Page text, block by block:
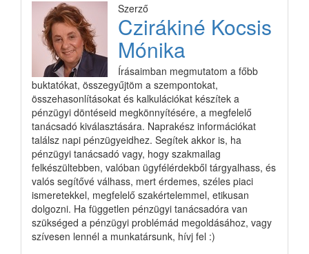
Szerző
Czirákiné Kocsis
Mónika
Írásaimban megmutatom a főbb
buktatókat, összegyűjtöm a szempontokat,
összehasonlításokat és kalkulációkat készítek a
pénzügyi döntéseid megkönnyítésére, a megfelelő
tanácsadó kiválasztására. Naprakész információkat
találsz napi pénzügyeidhez. Segítek akkor is, ha
pénzügyi tanácsadó vagy, hogy szakmailag
felkészültebben, valóban ügyfélérdekből tárgyalhass, és
valós segítővé válhass, mert érdemes, széles piaci
ismeretekkel, megfelelő szakértelemmel, etikusan
dolgozni. Ha független pénzügyi tanácsadóra van
szükséged a pénzügyi problémád megoldásához, vagy
szívesen lennél a munkatársunk, hívj fel :)